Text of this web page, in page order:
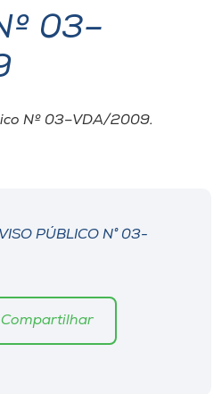
03–
Nº 03–VDA/2009.
PÚBLICO N° 03-
Compartilhar